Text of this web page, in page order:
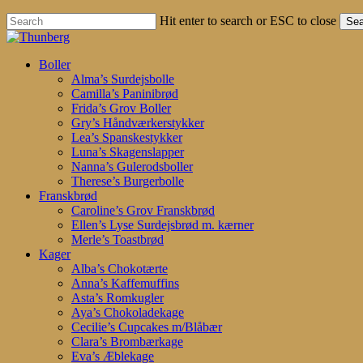
Hit enter to search or ESC to close
Close
search
account
Menu
Boller
Alma’s Surdejsbolle
Camilla’s Paninibrød
Frida’s Grov Boller
Gry’s Håndværkerstykker
Lea’s Spanskestykker
Luna’s Skagenslapper
Nanna’s Gulerodsboller
Therese’s Burgerbolle
Franskbrød
Caroline’s Grov Franskbrød
Ellen’s Lyse Surdejsbrød m. kærner
Merle’s Toastbrød
Kager
Alba’s Chokotærte
Anna’s Kaffemuffins
Asta’s Romkugler
Aya’s Chokoladekage
Cecilie’s Cupcakes m/Blåbær
Clara’s Brombærkage
Eva’s Æblekage